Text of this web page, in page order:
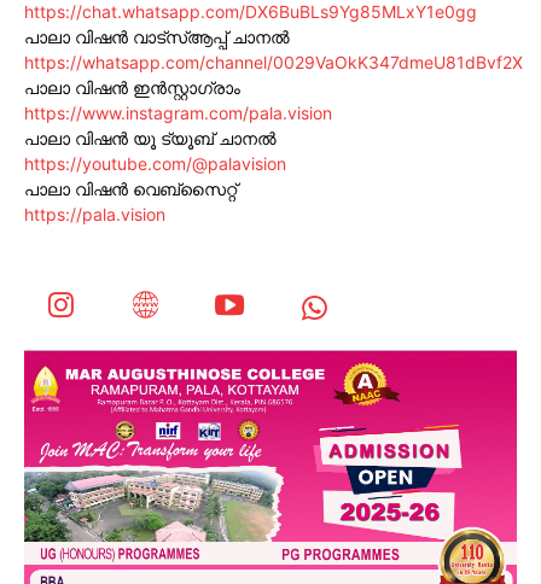
https://chat.whatsapp.com/DX6BuBLs9Yg85MLxY1e0gg
പാലാ വിഷൻ വാട്സ്ആപ്പ് ചാനൽ
https://whatsapp.com/channel/0029VaOkK347dmeU81dBvf2X
പാലാ വിഷൻ ഇൻസ്റ്റാഗ്രാം
https://www.instagram.com/pala.vision
പാലാ വിഷൻ യൂ ട്യൂബ് ചാനൽ
https://youtube.com/@palavision
പാലാ വിഷൻ വെബ്സൈറ്റ്
https://pala.vision